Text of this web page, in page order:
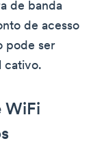
de banda
de acesso
pode ser
cativo.
WiFi